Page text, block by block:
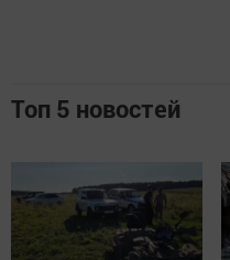
Топ 5 новостей